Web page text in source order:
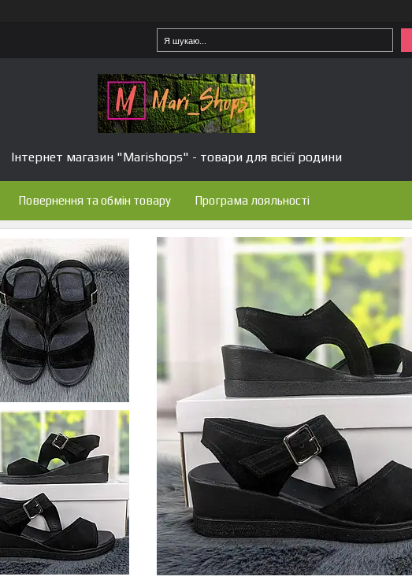
Інтернет магазин "Marishops" - товари для всієї родини
Повернення та обмін товару Програма лояльності